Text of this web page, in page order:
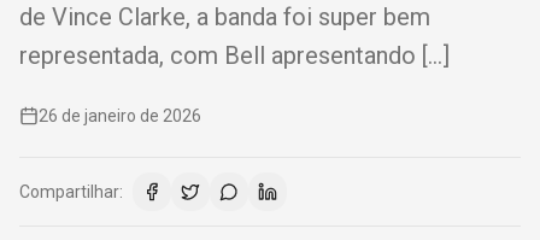
de Vince Clarke, a banda foi super bem
representada, com Bell apresentando […]
26 de janeiro de 2026
Compartilhar: